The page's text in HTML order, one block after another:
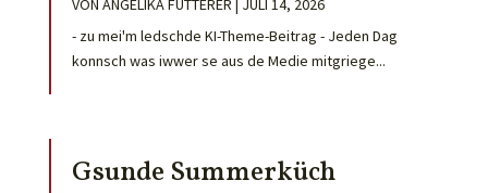
VON ANGELIKA FUTTERER | JULI 14, 2026
- zu mei'm ledschde KI-Theme-Beitrag - Jeden Dag
konnsch was iwwer se aus de Medie mitgriege...
Gsunde Summerküch